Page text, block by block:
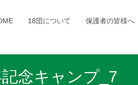
18団について 保護者の皆様へ
念キャンプ_7